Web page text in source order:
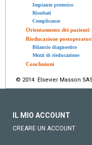
Impianto protesico
Risultati
Complicanze
Orientamento dei pazienti
Rieducazione
Bilancio diagnostico
Mezzi di rieducazione
Conclusioni
© 2014 Elsevier Masson
IL MIO ACCOUNT
CREARE UN ACCOUNT